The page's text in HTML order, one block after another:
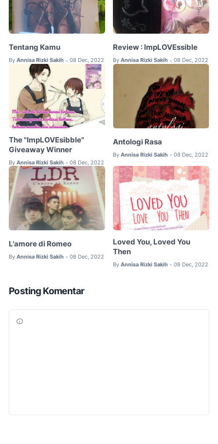
Tentang Kamu
By Annisa Rizki Sakih • 08 Dec, 2022
Review : ImpLOVEssible
By Annisa Rizki Sakih • 08 Dec, 2022
The "ImpLOVEsibble"
Giveaway Winner
By Annisa Rizki Sakih • 08 Dec, 2022
Antologi Rasa
By Annisa Rizki Sakih • 08 Dec, 2022
L'amore di Romeo
By Annisa Rizki Sakih • 08 Dec, 2022
Loved You, Loved You
Then
By Annisa Rizki Sakih • 08 Dec, 2022
Posting Komentar